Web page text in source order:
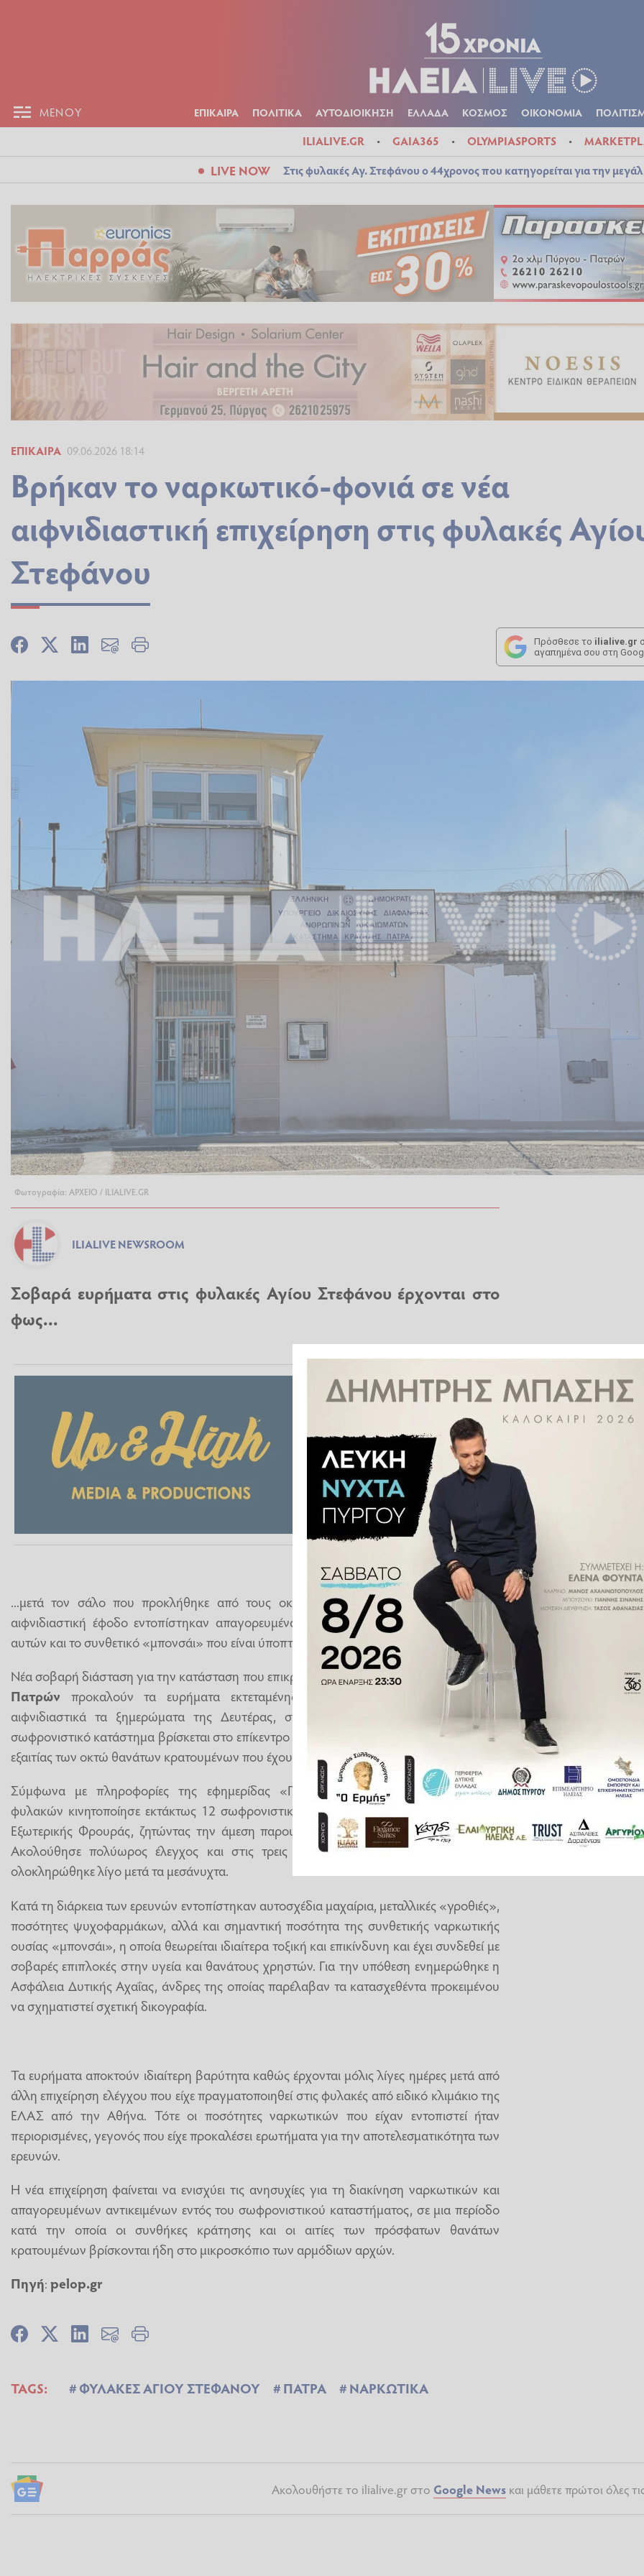
ΜΕΝΟΥ ΕΠΙΚΑΙΡΑ ΠΟΛΙΤΙΚΑ ΑΥΤΟΔΙΟΙΚΗΣΗ ΕΛΛΑΔΑ ΚΟΣΜΟΣ ΟΙΚΟΝΟΜΙΑ
ILIALIVE.GR GAIA365 OLYMPIASPORTS
LIVE NOW Στις φυλακές Αγ. Στεφάνου ο 44χρονος που κατηγορείται για την
ΕΠΊΚΑΙΡΑ 09.06.2026 18:14
Βρήκαν το ναρκωτικό-φονιά σε νέα
αιφνιδιαστική επιχείρηση στις φυλακές
Στεφάνου
Πρόσθεσε το ilialive.gr
αγαπημένα σου στη
Φωτογραφία: ΑΡΧΕΙΟ / ILIALIVE.GR
ILIALIVE NEWSROOM
Σοβαρά ευρήματα στις φυλακές Αγίου Στεφάνου έρχονται στο
φως...
...μετά τον σάλο που προκλήθηκε από τους οκτώ θανάτους κρατουμένων. Σε νέα
αιφνιδιαστική έφοδο εντοπίστηκαν απαγορευμένα αντικείμενα και ναρκωτικά, μεταξύ
αυτών και το συνθετικό «μπονσάι» που είναι ύποπτο για τους θανάτους κρατουμένων.
Νέα σοβαρή διάσταση για την κατάσταση που επικρατεί στιςφυλακές Αγίου Στεφάνου
Πατρών προκαλούν τα ευρήματα εκτεταμένης έρευνας που πραγματοποιήθηκε
αιφνιδιαστικά τα ξημερώματα της Δευτέρας, σε μια περίοδο κατά την οποία το
σωφρονιστικό κατάστημα βρίσκεται στο επίκεντρο της δημόσιας συζήτησης και κριτικής,
εξαιτίας των οκτώ θανάτων κρατουμένων που έχουν καταγραφεί το τελευταίο διάστημα.
Σύμφωνα με πληροφορίες της εφημερίδας «Πελοπόννησος», ο διευθυντής των
φυλακών κινητοποίησε εκτάκτως 12 σωφρονιστικούς υπαλλήλους και 12 στελέχη της
Εξωτερικής Φρουράς, ζητώντας την άμεση παρουσία τους στο κατάστημα κράτησης.
Ακολούθησε πολύωρος έλεγχος και στις τρεις πτέρυγες των φυλακών, ο οποίος
ολοκληρώθηκε λίγο μετά τα μεσάνυχτα.
Κατά τη διάρκεια των ερευνών εντοπίστηκαν αυτοσχέδια μαχαίρια, μεταλλικές «γροθιές»,
ποσότητες ψυχοφαρμάκων, αλλά και σημαντική ποσότητα της συνθετικής ναρκωτικής
ουσίας «μπονσάι», η οποία θεωρείται ιδιαίτερα τοξική και επικίνδυνη και έχει συνδεθεί με
σοβαρές επιπλοκές στην υγεία και θανάτους χρηστών. Για την υπόθεση ενημερώθηκε η
Ασφάλεια Δυτικής Αχαΐας, άνδρες της οποίας παρέλαβαν τα κατασχεθέντα προκειμένου
να σχηματιστεί σχετική δικογραφία.
Τα ευρήματα αποκτούν ιδιαίτερη βαρύτητα καθώς έρχονται μόλις λίγες ημέρες μετά από
άλλη επιχείρηση ελέγχου που είχε πραγματοποιηθεί στις φυλακές από ειδικό κλιμάκιο της
ΕΛΑΣ από την Αθήνα. Τότε οι ποσότητες ναρκωτικών που είχαν εντοπιστεί ήταν
περιορισμένες, γεγονός που είχε προκαλέσει ερωτήματα για την αποτελεσματικότητα των
ερευνών.
Η νέα επιχείρηση φαίνεται να ενισχύει τις ανησυχίες για τη διακίνηση ναρκωτικών και
απαγορευμένων αντικειμένων εντός του σωφρονιστικού καταστήματος, σε μια περίοδο
κατά την οποία οι συνθήκες κράτησης και οι αιτίες των πρόσφατων θανάτων
κρατουμένων βρίσκονται ήδη στο μικροσκόπιο των αρμόδιων αρχών.
Πηγή:pelop.gr
TAGS: ΦΥΛΑΚΕΣ ΑΓΙΟΥ ΣΤΕΦΑΝΟΥ ΠΑΤΡΑ ΝΑΡΚΩΤΙΚΑ
Ακολουθήστε το ilialive.gr στο Google Newsκαι μάθετε πρώτοι όλες